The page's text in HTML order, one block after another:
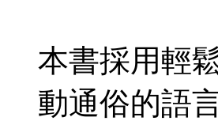
本書採用輕
動通俗的語